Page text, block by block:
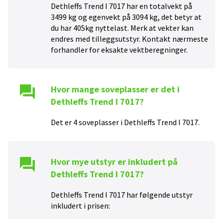
Dethleffs Trend I 7017 har en totalvekt på
3499 kg og egenvekt på 3094 kg, det betyr at
du har 405kg nyttelast. Merk at vekter kan
endres med tilleggsutstyr. Kontakt nærmeste
forhandler for eksakte vektberegninger.
Hvor mange soveplasser er det i
Dethleffs Trend I 7017?
Det er 4soveplasser i Dethleffs Trend I 7017.
Hvor mye utstyr er inkludert på
Dethleffs Trend I 7017?
Dethleffs Trend I 7017 har følgende utstyr
inkludert i prisen: